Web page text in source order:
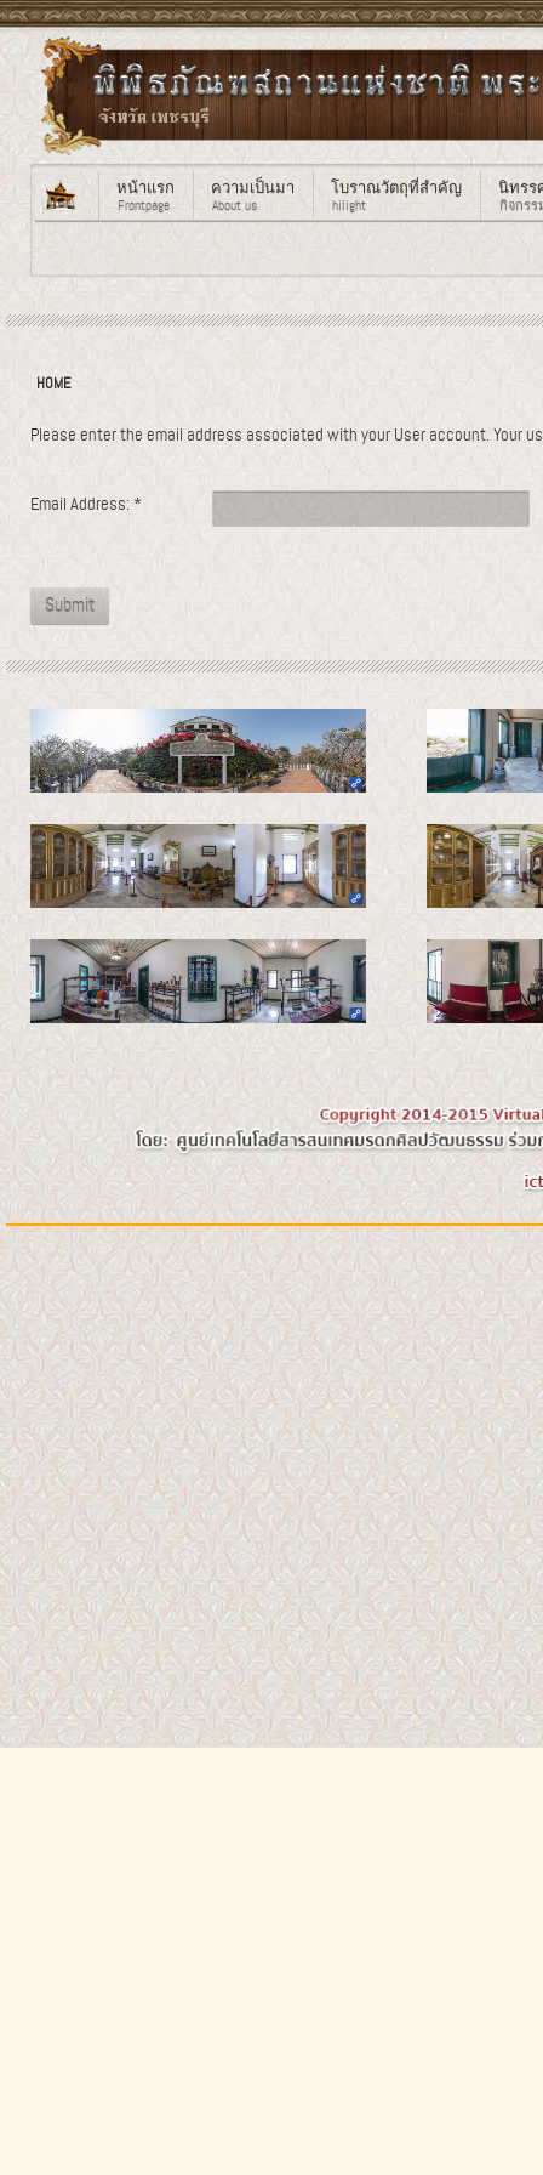
หน้าแรก
Frontpage
ความเป็นมา
About us
โบราณวัตถุที่สำคัญ
hilight
นิทรร
กิจกรร
HOME
Please enter the email address associated with your User account. Your
Email Address: *
Submit